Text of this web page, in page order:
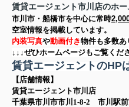
賃貸エージェント市川店のホ
市川市・船橋市を中心に常時
空室情報を掲載しています。
内装写真や動画付き物件も多数あ
↓↓↓ぜひホームページもご覧くだ
賃貸エージェントのHP
【店舗情報】
賃貸エージェント市川店
千葉県市川市市川1-8-2 市川駅